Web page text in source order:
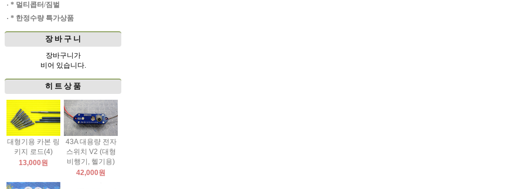
· * 멀티콥터/짐벌
· * 한정수량 특가상품
장 바 구 니
장바구니가
비어 있습니다.
히 트 상 품
대형기용 카본 링
키지 로드(4)
13,000원
43A 대용량 전자
스위치 V2 (대형
비행기, 헬기용)
42,000원